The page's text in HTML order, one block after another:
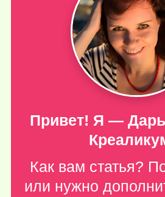
Привет! Я —
Как вам статья?
или нужно